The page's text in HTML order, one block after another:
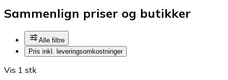
Sammenlign priser og butikker
Alle filtre
Pris inkl. leveringsomkostninger
Vis 1 stk